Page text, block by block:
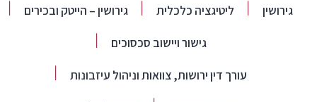
גירושין ליטיגציה כלכלית
גירושין – הייטק ובכירים
גישור ויישוב סכסוכים
עורך דין ירושות, צוואות וניהול עיזבונות